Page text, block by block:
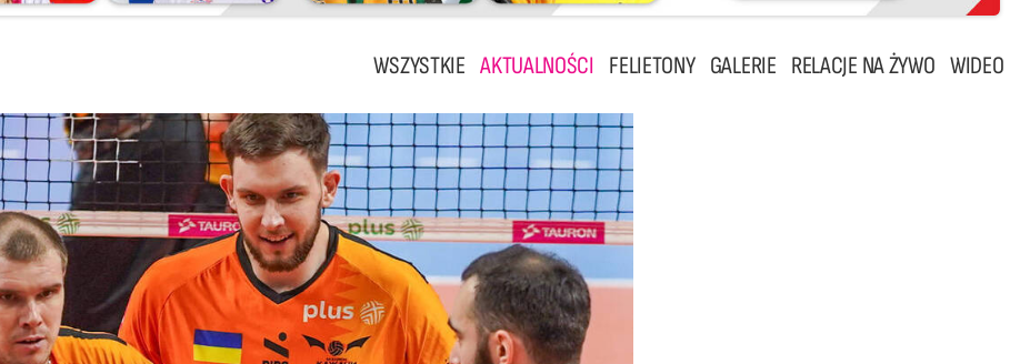
WSZYSTKIE AKTUALNOŚCI FELIETONY GALERIE RELACJE NA ŻYWO WIDEO